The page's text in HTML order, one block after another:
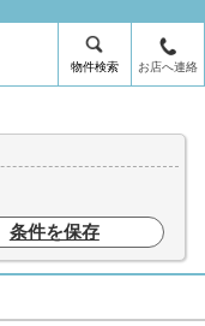
物件検索 お店へ連絡
条件を保存